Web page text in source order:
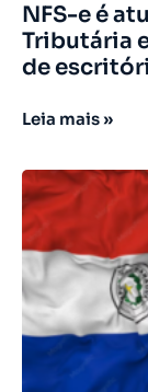
NFS-e é
Tributária
de
Leia mais »